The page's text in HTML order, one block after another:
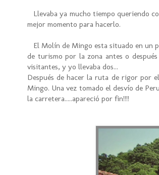
Llevaba ya mucho tiempo queriendo
mejor momento para hacerlo.
El Molín de Mingo esta situado en un
de turismo por la zona antes o
visitantes, y yo llevaba dos...
Después de hacer la ruta de rigor por
Mingo. Una vez tomado el desvío de
la carretera.....apareció por fin!!!!